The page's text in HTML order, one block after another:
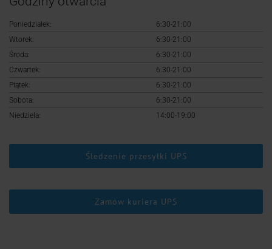
Poniedziałek:
6:30-21:00
Wtorek:
6:30-21:00
Środa:
6:30-21:00
Czwartek:
6:30-21:00
Piątek:
6:30-21:00
Sobota:
6:30-21:00
Niedziela:
14:00-19:00
Śledzenie przesyłki UPS
Zamów kuriera UPS